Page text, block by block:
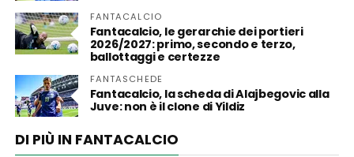
FANTACALCIO
Fantacalcio, le gerarchie dei portieri
2026/2027: primo, secondo e terzo,
ballottaggi e certezze
FANTASCHEDE
Fantacalcio, la scheda di Alajbegovic alla
Juve: non è il clone di Yildiz
DI PIÙ IN FANTACALCIO